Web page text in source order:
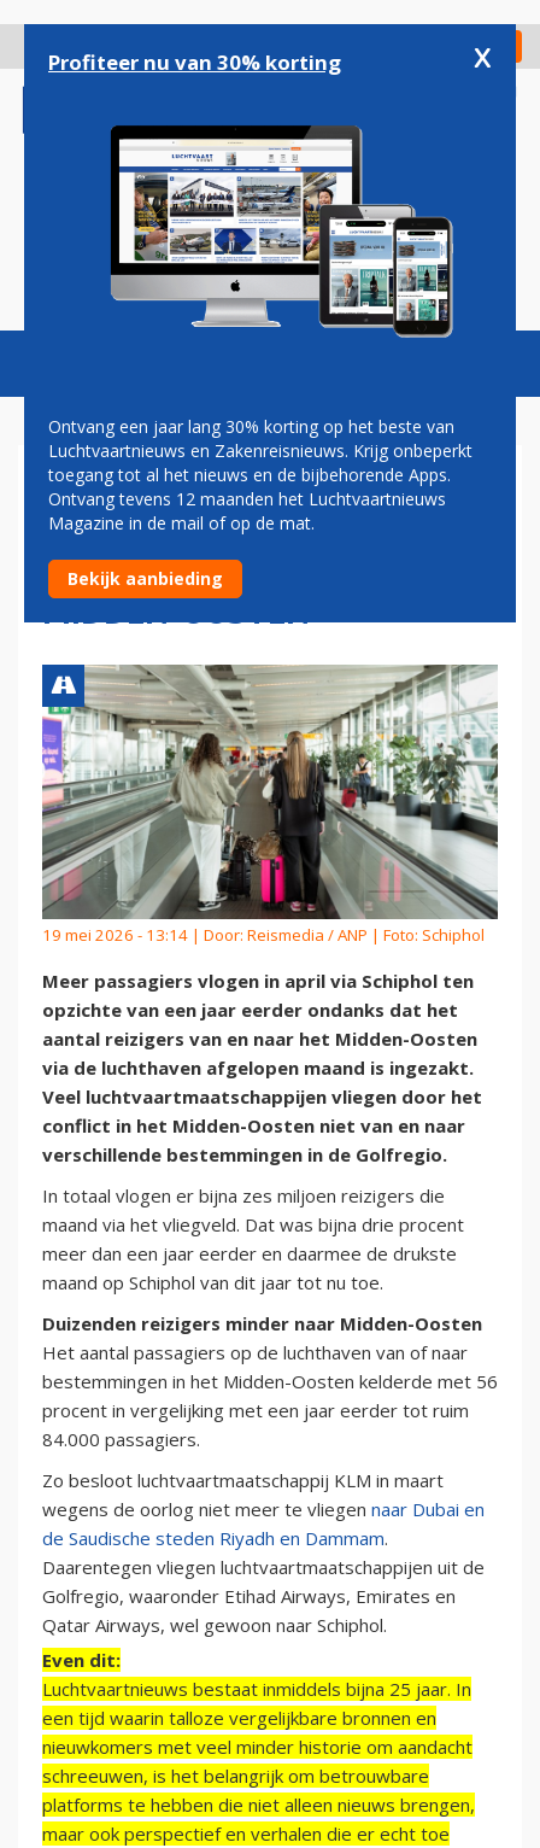
gaan
Check in
Magazine Podcasts Vacatures
SCHIPHOL NOTEERT
DRUKSTE MAAND VAN HET
JAAR ONDANKS SITUATIE
MIDDEN-OOSTEN
19 mei 2026 - 13:14 | Door: Reismedia / ANP | Foto: Schiphol
Meer passagiers vlogen in april via Schiphol ten
opzichte van een jaar eerder ondanks dat het
aantal reizigers van en naar het Midden-Oosten
via de luchthaven afgelopen maand is ingezakt.
Veel luchtvaartmaatschappijen vliegen door het
conflict in het Midden-Oosten niet van en naar
verschillende bestemmingen in de Golfregio.
In totaal vlogen er bijna zes miljoen reizigers die
maand via het vliegveld. Dat was bijna drie procent
meer dan een jaar eerder en daarmee de drukste
maand op Schiphol van dit jaar tot nu toe.
Duizenden reizigers minder naar Midden-Oosten
Het aantal passagiers op de luchthaven van of naar
bestemmingen in het Midden-Oosten kelderde met 56
procent in vergelijking met een jaar eerder tot ruim
84.000 passagiers.
Zo besloot luchtvaartmaatschappij KLM in maart
wegens de oorlog niet meer te vliegen naar Dubai en
de Saudische steden Riyadh en Dammam.
Daarentegen vliegen luchtvaartmaatschappijen uit de
Golfregio, waaronder Etihad Airways, Emirates en
Qatar Airways, wel gewoon naar Schiphol.
Even dit:
Luchtvaartnieuws bestaat inmiddels bijna 25 jaar. In
een tijd waarin talloze vergelijkbare bronnen en
nieuwkomers met veel minder historie om aandacht
schreeuwen, is het belangrijk om betrouwbare
platforms te hebben die niet alleen nieuws brengen,
maar ook perspectief en verhalen die er echt toe
Profiteer nu van 30% korting x
Ontvang een jaar lang 30% korting op het beste van
Luchtvaartnieuws en Zakenreisnieuws. Krijg onbeperkt
toegang tot al het nieuws en de bijbehorende Apps.
Ontvang tevens 12 maanden het Luchtvaartnieuws
Magazine in de mail of op de mat.
Bekijk aanbieding